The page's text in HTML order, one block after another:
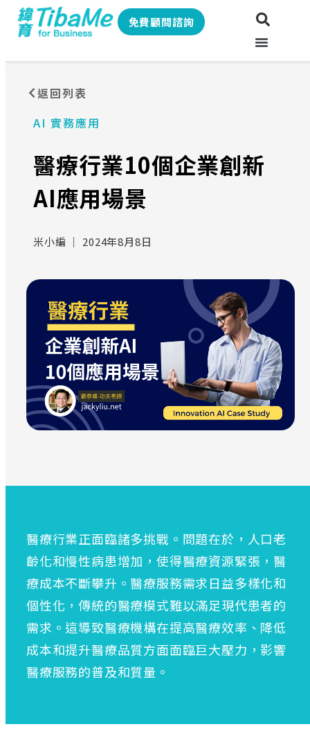
免費顧問諮詢
返回列表
AI 實務應用
醫療行業10個企業創新
AI應用場景
米小編 ｜ 2024年8月8日
醫療行業正面臨諸多挑戰。問題在於，人口老
齡化和慢性病患增加，使得醫療資源緊張，醫
療成本不斷攀升。醫療服務需求日益多樣化和
個性化，傳統的醫療模式難以滿足現代患者的
需求。這導致醫療機構在提高醫療效率、降低
成本和提升醫療品質方面面臨巨大壓力，影響
醫療服務的普及和質量。